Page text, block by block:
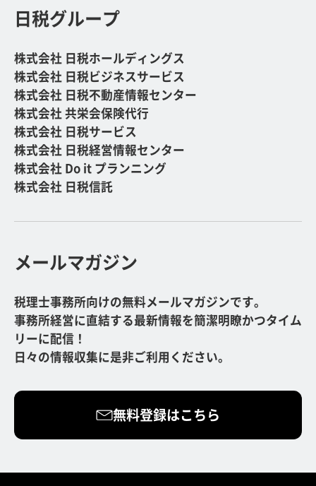
日税グループ
株式会社 日税ホールディングス
株式会社 日税ビジネスサービス
株式会社 日税不動産情報センター
株式会社 共栄会保険代行
株式会社 日税サービス
株式会社 日税経営情報センター
株式会社 Do it プランニング
株式会社 日税信託
メールマガジン
税理士事務所向けの無料メールマガジンです。
事務所経営に直結する最新情報を簡潔明瞭かつタイム
リーに配信！
日々の情報収集に是非ご利用ください。
無料登録はこちら